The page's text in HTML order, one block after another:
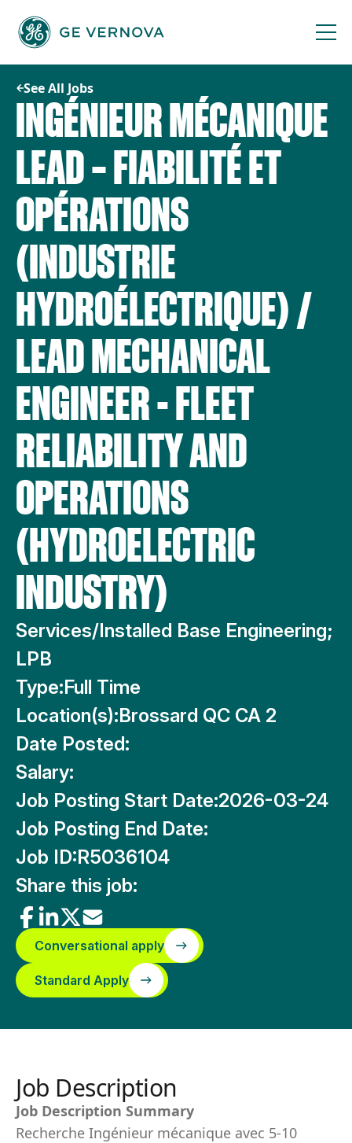
content
See All Jobs
INGÉNIEUR MÉCANIQUE
LEAD – FIABILITÉ ET
OPÉRATIONS
(INDUSTRIE
HYDROÉLECTRIQUE) /
LEAD MECHANICAL
ENGINEER - FLEET
RELIABILITY AND
OPERATIONS
(HYDROELECTRIC
INDUSTRY)
Services/Installed Base Engineering;
LPB
Type:Full Time
Location(s):Brossard QC CA 2
Date Posted:
Salary:
Job Posting Start Date:2026-03-24
Job Posting End Date:
Job ID:R5036104
Share this job:
Conversational apply
Standard Apply
Job Description
Job Description Summary
Recherche Ingénieur mécanique avec 5-10